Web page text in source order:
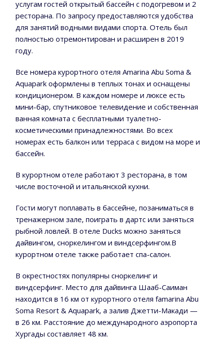
услугам гостей открытый бассейн с подогревом и 2
ресторана. По запросу предоставляются удобства
для занятий водными видами спорта. Отель был
полностью отремонтирован и расширен в 2019
году.
Все номера курортного отеля Amarina Abu Soma &
Aquapark оформлены в теплых тонах и оснащены
кондиционером. В каждом номере и люксе есть
мини-бар, спутниковое телевидение и собственная
ванная комната с бесплатными туалетно-
косметическими принадлежностями. Во всех
номерах есть балкон или терраса с видом на море и
бассейн.
В курортном отеле работают 3 ресторана, в том
числе восточной и итальянской кухни.
Гости могут поплавать в бассейне, позаниматься в
тренажерном зале, поиграть в дартс или заняться
рыбной ловлей. В отеле Ducks можно заняться
дайвингом, сноркелингом и виндсерфингом.В
курортном отеле также работает спа-салон.
В окрестностях популярны сноркелинг и
виндсерфинг. Место для дайвинга Шааб-Саиман
находится в 16 км от курортного отеля famarina Abu
Soma Resort & Aquapark, а залив Джетти-Макади —
в 26 км. Расстояние до международного аэропорта
Хургады составляет 48 км.